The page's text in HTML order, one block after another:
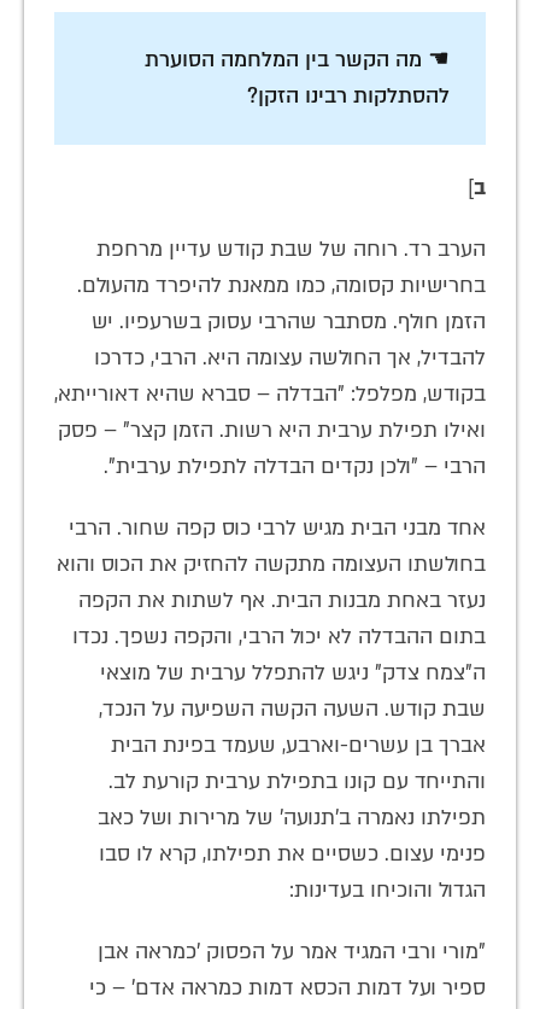
☚ מה הקשר בין המלחמה הסוערת
להסתלקות רבינו הזקן?
ב]
הערב רד. רוחה של שבת קודש עדיין מרחפת
בחרישיות קסומה, כמו ממאנת להיפרד מהעולם.
הזמן חולף. מסתבר שהרבי עסוק בשרעפיו. יש
להבדיל, אך החולשה עצומה היא. הרבי, כדרכו
בקודש, מפלפל: "הבדלה – סברא שהיא דאורייתא,
ואילו תפילת ערבית היא רשות. הזמן קצר" – פסק
הרבי – "ולכן נקדים הבדלה לתפילת ערבית".
אחד מבני הבית מגיש לרבי כוס קפה שחור. הרבי
בחולשתו העצומה מתקשה להחזיק את הכוס והוא
נעזר באחת מבנות הבית. אף לשתות את הקפה
בתום ההבדלה לא יכול הרבי, והקפה נשפך. נכדו
ה"צמח צדק" ניגש להתפלל ערבית של מוצאי
שבת קודש. השעה הקשה השפיעה על הנכד,
אברך בן עשרים-וארבע, שעמד בפינת הבית
והתייחד עם קונו בתפילת ערבית קורעת לב.
תפילתו נאמרה ב'תנועה' של מרירות ושל כאב
פנימי עצום. כשסיים את תפילתו, קרא לו סבו
הגדול והוכיחו בעדינות:
"מורי ורבי המגיד אמר על הפסוק 'כמראה אבן
ספיר ועל דמות הכסא דמות כמראה אדם' – כי